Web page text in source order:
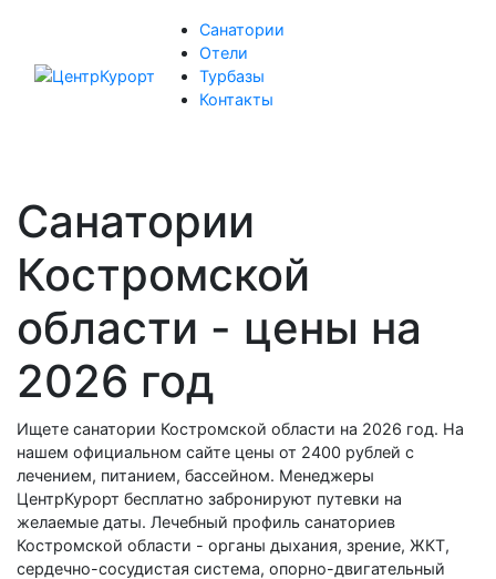
Санатории
Отели
Турбазы
Контакты
Санатории
Костромской
области - цены на
2026 год
Ищете санатории Костромской области на 2026 год. На
нашем официальном сайте цены от 2400 рублей с
лечением, питанием, бассейном. Менеджеры
ЦентрКурорт бесплатно забронируют путевки на
желаемые даты. Лечебный профиль санаториев
Костромской области - органы дыхания, зрение, ЖКТ,
сердечно-сосудистая система, опорно-двигательный